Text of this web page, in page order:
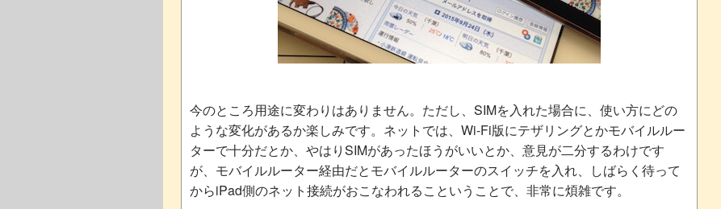
今のところ用途に変わりはありません。ただし、SIMを入れた場合に、使い方にどの
ような変化があるか楽しみです。ネットでは、Wi-Fi版にテザリングとかモバイルルー
ターで十分だとか、やはりSIMがあったほうがいいとか、意見が二分するわけです
が、モバイルルーター経由だとモバイルルーターのスイッチを入れ、しばらく待って
からiPad側のネット接続がおこなわれるこということで、非常に煩雑です。